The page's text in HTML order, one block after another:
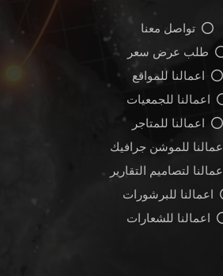
تواصل معنا
طلب عرض سعر
اعمالنا للمواقع
اعمالنا للجمعيات
اعمالنا للمتاجر
اعمالنا للموشن جرافيك
اعمالنا لتصاميم التقارير
اعمالنا للبرشورات
اعمالنا للشعارات